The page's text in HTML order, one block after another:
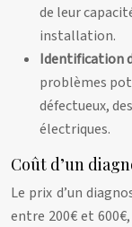
de leur
installation.
Identification
problèmes
défectueux,
électriques.
Coût d’un
Le prix d’un
entre 200€ et